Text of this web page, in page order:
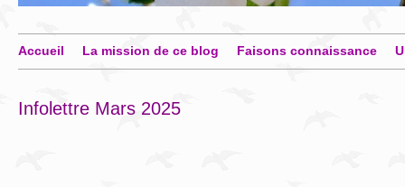
Accueil La mission de ce blog Faisons connaissance
Infolettre Mars 2025